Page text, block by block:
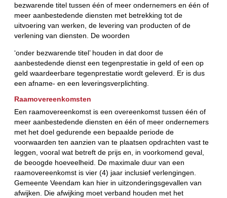
bezwarende titel tussen één of meer ondernemers en één of
meer aanbestedende diensten met betrekking tot de
uitvoering van werken, de levering van producten of de
verlening van diensten. De woorden
‘onder bezwarende titel’ houden in dat door de
aanbestedende dienst een tegenprestatie in geld of een op
geld waardeerbare tegenprestatie wordt geleverd. Er is dus
een afname- en een leveringsverplichting.
Raamovereenkomsten
Een raamovereenkomst is een overeenkomst tussen één of
meer aanbestedende diensten en één of meer ondernemers
met het doel gedurende een bepaalde periode de
voorwaarden ten aanzien van te plaatsen opdrachten vast te
leggen, vooral wat betreft de prijs en, in voorkomend geval,
de beoogde hoeveelheid. De maximale duur van een
raamovereenkomst is vier (4) jaar inclusief verlengingen.
Gemeente Veendam kan hier in uitzonderingsgevallen van
afwijken. Die afwijking moet verband houden met het